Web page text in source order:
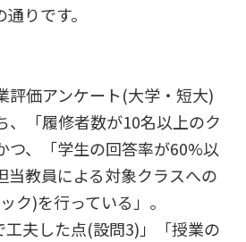
りです。
評価アンケート(大学・短大)
、「履修者数が10名以上のク
つ、「学生の回答率が60%以
当教員による対象クラスへの
ク)を行っている」。
工夫した点(設問3)」「授業の